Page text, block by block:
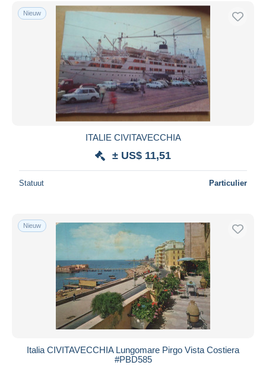
Gratis levering
Betaalmiddelen
PayPal
Bankoverschrijving
Visa
Mastercard
Bancontact
Woonplaats van de verkoper
Toepassen
Nieuw
ITALIE CIVITAVECCHIA
± US$ 11,51
Statuut Particulier
Nieuw
Italia CIVITAVECCHIA Lungomare Pirgo Vista Costiera
#PBD585